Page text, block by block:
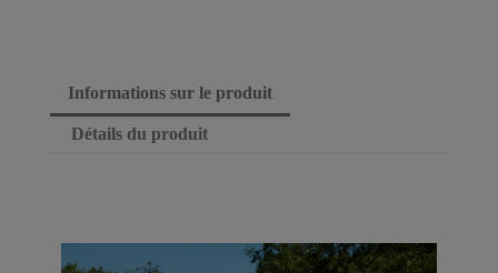
Informations sur le produit
Détails du produit